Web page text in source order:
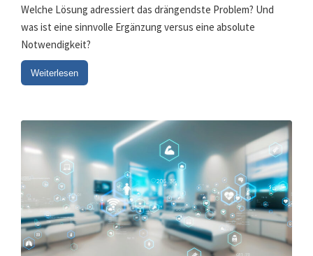
Welche Lösung adressiert das drängendste Problem? Und
was ist eine sinnvolle Ergänzung versus eine absolute
Notwendigkeit?
Weiterlesen